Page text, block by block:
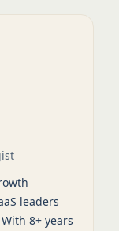
leaders
8+ years